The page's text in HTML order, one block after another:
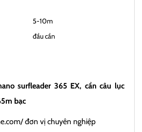
5-10m
đầu cần
surfleader 365 EX, cần câu lục
bạc
đơn vị chuyên nghiệp